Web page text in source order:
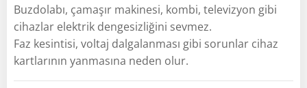
Buzdolabı, çamaşır makinesi, kombi, televizyon gibi
cihazlar elektrik dengesizliğini sevmez.
Faz kesintisi, voltaj dalgalanması gibi sorunlar cihaz
kartlarının yanmasına neden olur.